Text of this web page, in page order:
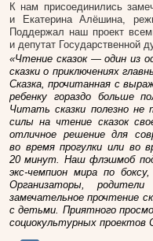
К нам присоединились
и Екатерина Алёшина,
Поддержал наш проект
и депутат
«Чтение сказок — один из
сказки о приключениях
Сказка, прочитанная с
ребенку гораздо больше
Читать сказки полезно
силы на чтение сказок
отличное решение для
во время прогулки или во
20 минут. Наш флэшмоб
экс-чемпион мира по боксу,
Организаторы,
замечательное прочтение
с детьми. Приятного
социокультурных проектов